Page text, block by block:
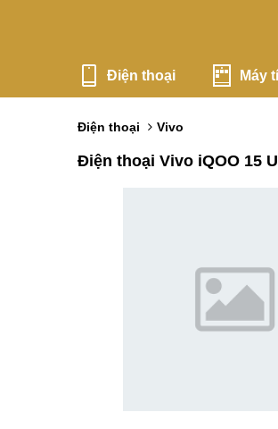
Điện thoại Máy
Điện thoại Vivo
Điện thoại Vivo iQOO 15